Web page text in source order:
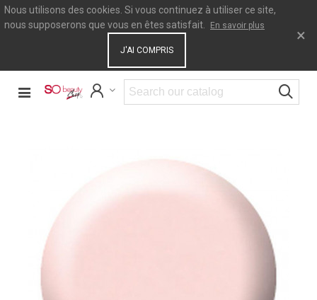
Nous utilisons des cookies. Si vous continuez à utiliser ce site,
nous supposerons que vous en êtes satisfait.
En savoir plus
J'AI COMPRIS
×